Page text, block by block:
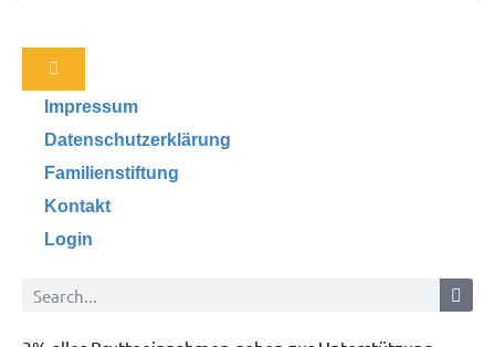
Impressum
Datenschutzerklärung
Familienstiftung
Kontakt
Login